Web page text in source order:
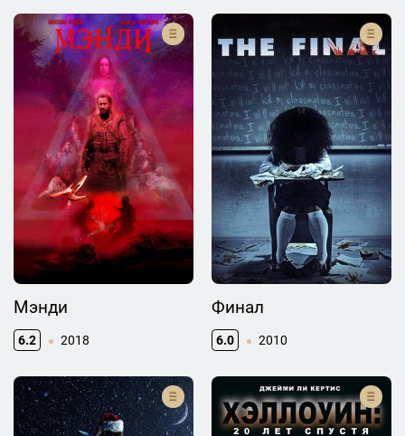
Мэнди
6.2 2018
Финал
6.0 2010